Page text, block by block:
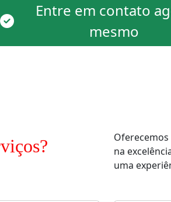
Entre em contato
mesmo
na
uma